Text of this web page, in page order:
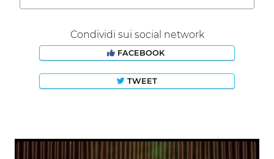
Condividi sui social network
FACEBOOK
TWEET